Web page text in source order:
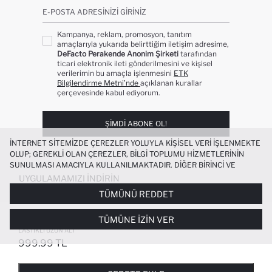
ERKEK BEBEK 4'LÜ PIJAMA TAKIMI
BASKILI PENYE UZUN KOLLU ÜST BELI
LASTIKLI UZUN ALT
999.99 TL
E-POSTA ADRESINIZI GIRINIZ
Kampanya, reklam, promosyon, tanıtım
amaçlarıyla yukarıda belirttiğim iletişim adresime,
DeFacto Perakende Anonim Şirketi tarafından
ticari elektronik ileti gönderilmesini ve kişisel
verilerimin bu amaçla işlenmesini ETK
Bilgilendirme Metni’nde açıklanan kurallar
çerçevesinde kabul ediyorum.
ŞIMDI ABONE OL!
UYGULAMAMIZI İNDIRIN
POPÜLER KATEGORILER
İNTERNET SITEMIZDE ÇEREZLER YOLUYLA KIŞISEL VERI IŞLENMEKTE
OLUP; GEREKLI OLAN ÇEREZLER, BILGI TOPLUMU HIZMETLERININ
SUNULMASI AMACIYLA KULLANILMAKTADIR. DIĞER BIRINCI VE
ÜÇÜNCÜ TARAF ÇEREZLER ISE SIZE DAHA IYI BIR ALIŞVERIŞ
DENEYIMI SUNULABILMESI, SITEMIZIN DAHA IŞLEVSEL KILINMASI VE
KIŞISELLEŞTIRMESI VE AÇIK RIZA VERMENIZ HALINDE, SIZLERE
YÖNELIK PAZARLAMA FAALIYETLERININ YAPILMASI AMAÇLARIYLA
SINIRLI OLARAK KULLANILACAKTIR. ÇEREZLERE DAIR TERCIHLERINIZI
ÇEREZ TERCIHLERIPANELI ARACILIĞIYLA HER ZAMAN YÖNETEBILIR,
ÇEREZLERLE ILGILI DAHA DETAYLI BILGIYE
TÜMÜNÜ REDDET
TÜMÜNE İZIN VER